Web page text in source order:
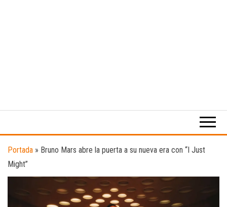
digital
el
música.
Portada » Bruno Mars abre la puerta a su nueva era con “I Just
Might”